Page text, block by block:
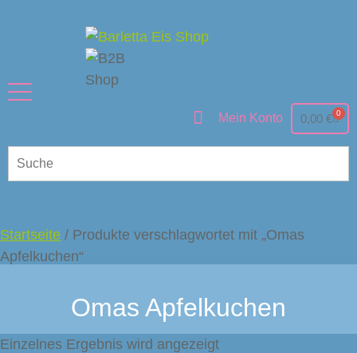
Mein Konto 0,00 € 0
Startseite / Produkte verschlagwortet mit „Omas
Apfelkuchen“
Omas Apfelkuchen
Einzelnes Ergebnis wird angezeigt